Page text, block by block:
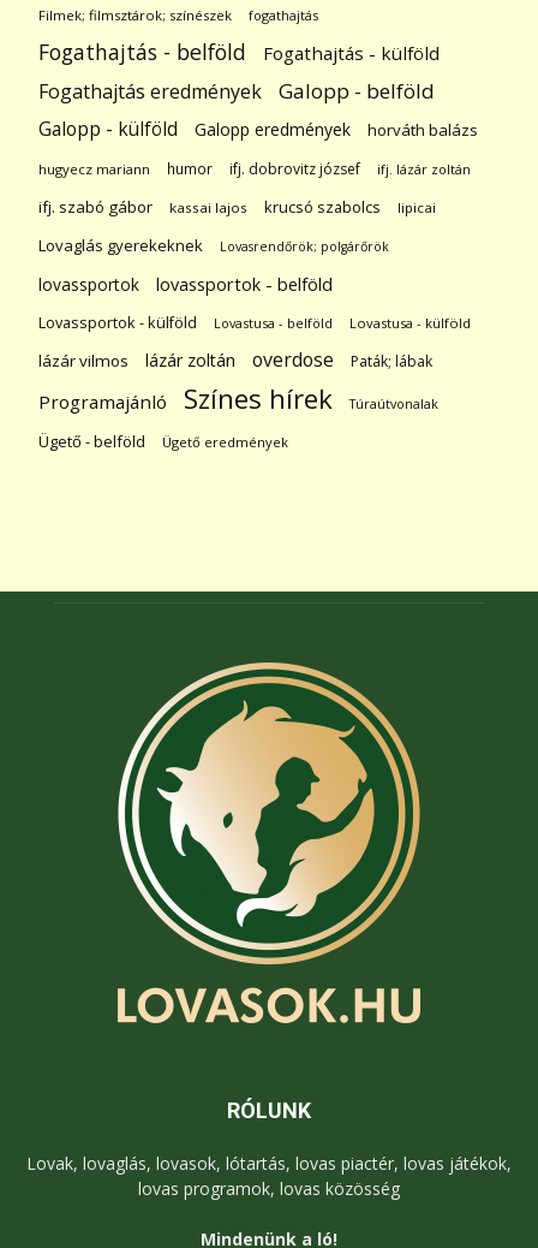
Filmek; filmsztárok; színészek fogathajtás
Fogathajtás - belföld Fogathajtás - külföld
Fogathajtás eredmények Galopp - belföld
Galopp - külföld Galopp eredmények horváth balázs
hugyecz mariann humor ifj. dobrovitz józsef ifj. lázár zoltán
ifj. szabó gábor kassai lajos krucsó szabolcs lipicai
Lovaglás gyerekeknek Lovasrendőrök; polgárőrök
lovassportok lovassportok - belföld
Lovassportok - külföld Lovastusa - belföld Lovastusa - külföld
lázár vilmos lázár zoltán overdose Paták; lábak
Programajánló Színes hírek Túraútvonalak
Ügető - belföld Ügető eredmények
RÓLUNK
Lovak, lovaglás, lovasok, lótartás, lovas piactér, lovas játékok,
lovas programok, lovas közösség
Mindenünk a ló!